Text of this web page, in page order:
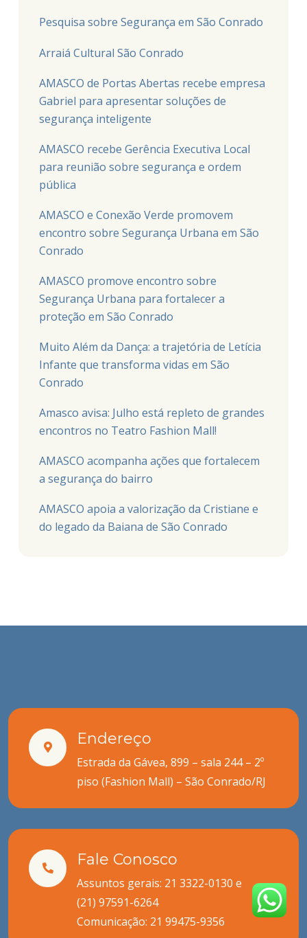
Pesquisa sobre Segurança em São Conrado
Arraiá Cultural São Conrado
AMASCO de Portas Abertas recebe empresa
Gabriel para apresentar soluções de
segurança inteligente
AMASCO recebe Gerência Executiva Local
para reunião sobre segurança e ordem
pública
AMASCO e Conexão Verde promovem
encontro sobre Segurança Urbana em São
Conrado
AMASCO promove encontro sobre
Segurança Urbana para fortalecer a
proteção em São Conrado
Muito Além da Dança: a trajetória de Letícia
Infante que transforma vidas em São
Conrado
Amasco avisa: Julho está repleto de grandes
encontros no Teatro Fashion Mall!
AMASCO acompanha ações que fortalecem
a segurança do bairro
AMASCO apoia a valorização da Cristiane e
do legado da Baiana de São Conrado
Endereço
Estrada da Gávea, 899 – sala 244 – 2º
piso (Fashion Mall) – São Conrado/RJ
Fale Conosco
Assuntos gerais: 21 3322-0130 e
(21) 97591-6264
Comunicação: 21 99475-9356